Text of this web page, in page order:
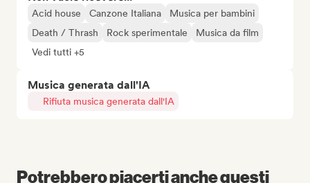
Acid house Canzone Italiana
Musica per bambini
Death / Thrash
Rock sperimentale
Musica da film
Vedi tutti +5
Musica generata dall'IA
Rifiuta musica generata dall'IA
Potrebbero piacerti anche questi